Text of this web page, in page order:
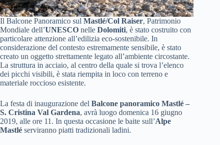
Il Balcone Panoramico sul Mastlé/Col Raiser, Patrimonio
Mondiale dell’UNESCO nelle Dolomiti, è stato costruito con
particolare attenzione all’edilizia eco-sostenibile. In
considerazione del contesto estremamente sensibile, è stato
creato un oggetto strettamente legato all’ambiente circostante.
La struttura in acciaio, al centro della quale si trova l’elenco
dei picchi visibili, è stata riempita in loco con terreno e
materiale roccioso esistente.
La festa di inaugurazione del Balcone panoramico Mastlé –
S. Cristina Val Gardena, avrà luogo domenica 16 giugno
2019, alle ore 11. In questa occasione le baite sull’Alpe
Mastlé serviranno piatti tradizionali ladini.